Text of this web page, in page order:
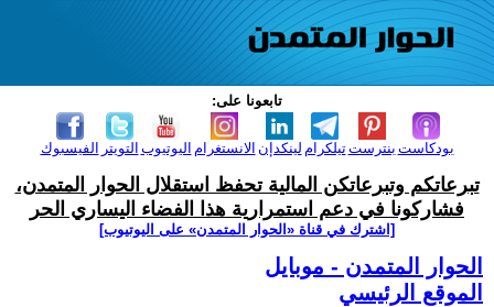
تابعونا على:
الفيسبوك التويتر اليوتيوب الانستغرام لينكدإن تيلكرامبنترست بودكاست
تبرعاتكم وتبرعاتكن المالية تحفظ استقلال الحوار المتمدن،
فشاركونا في دعم استمرارية هذا الفضاء اليساري الحر
[اشترك في قناة ‫«الحوار المتمدن» على اليوتيوب]
الحوار المتمدن - موبايل
الموقع الرئيسي